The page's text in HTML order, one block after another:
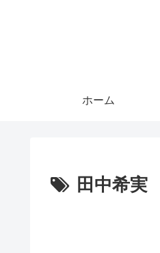
ホーム
田中希実